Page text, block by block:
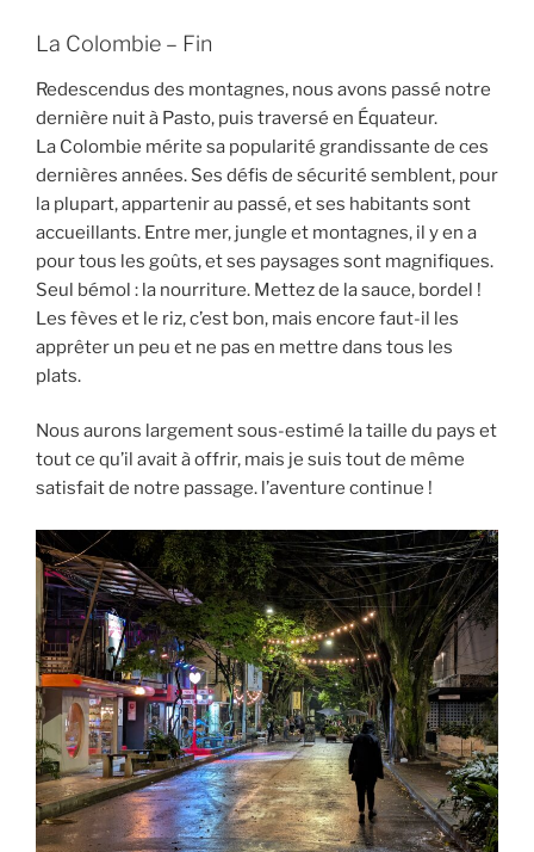
La Colombie – Fin
Redescendus des montagnes, nous avons passé notre
dernière nuit à Pasto, puis traversé en Équateur.
La Colombie mérite sa popularité grandissante de ces
dernières années. Ses défis de sécurité semblent, pour
la plupart, appartenir au passé, et ses habitants sont
accueillants. Entre mer, jungle et montagnes, il y en a
pour tous les goûts, et ses paysages sont magnifiques.
Seul bémol : la nourriture. Mettez de la sauce, bordel !
Les fèves et le riz, c’est bon, mais encore faut-il les
apprêter un peu et ne pas en mettre dans tous les
plats.
Nous aurons largement sous-estimé la taille du pays et
tout ce qu’il avait à offrir, mais je suis tout de même
satisfait de notre passage. l’aventure continue !